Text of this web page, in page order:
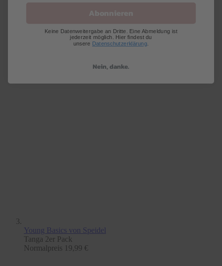
Young Basics von Speidel
Tanga 2er Pack
Normalpreis 19,99 €
Keine Datenweitergabe an Dritte. Eine Abmeldung ist
jederzeit möglich. Hier findest du
unsere Datenschutzerklärung.
Nein, danke.